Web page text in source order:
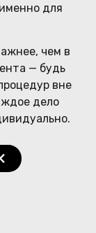
для
чем в
— будь
вне
дело